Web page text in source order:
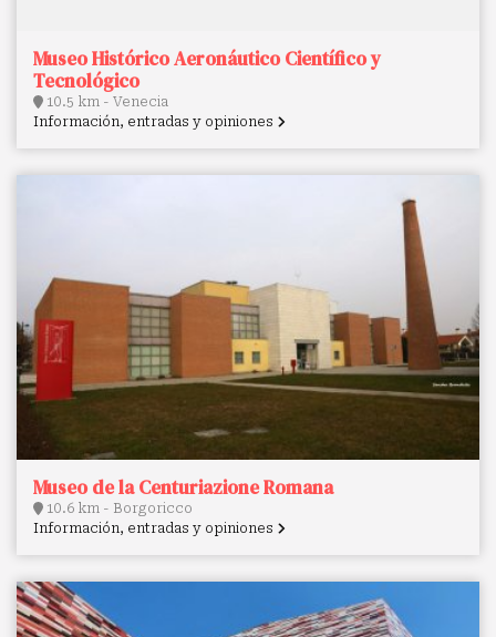
Museo Histórico Aeronáutico Científico y
Tecnológico
10.5 km - Venecia
Información, entradas y opiniones
Museo de la Centuriazione Romana
10.6 km - Borgoricco
Información, entradas y opiniones